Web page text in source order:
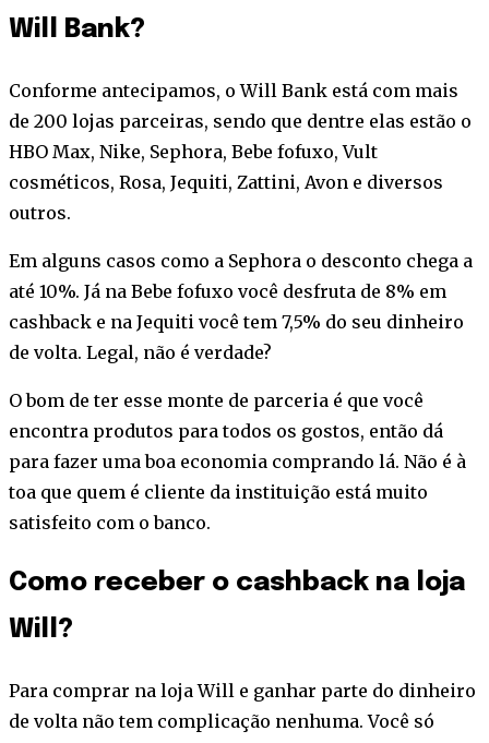
Will Bank?
Conforme antecipamos, o Will Bank está com mais
de 200 lojas parceiras, sendo que dentre elas estão o
HBO Max, Nike, Sephora, Bebe fofuxo, Vult
cosméticos, Rosa, Jequiti, Zattini, Avon e diversos
outros.
Em alguns casos como a Sephora o desconto chega a
até 10%. Já na Bebe fofuxo você desfruta de 8% em
cashback e na Jequiti você tem 7,5% do seu dinheiro
de volta. Legal, não é verdade?
O bom de ter esse monte de parceria é que você
encontra produtos para todos os gostos, então dá
para fazer uma boa economia comprando lá. Não é à
toa que quem é cliente da instituição está muito
satisfeito com o banco.
Como receber o cashback na loja
Will?
Para comprar na loja Will e ganhar parte do dinheiro
de volta não tem complicação nenhuma. Você só